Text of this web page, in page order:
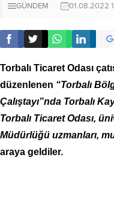
GÜNDEM 01.08.2022
Torbalı Ticaret Odası
düzenlenen “Torbalı
Çalıştayı”nda Torbalı
Torbalı Ticaret Odası,
Müdürlüğü uzmanları,
araya geldiler.